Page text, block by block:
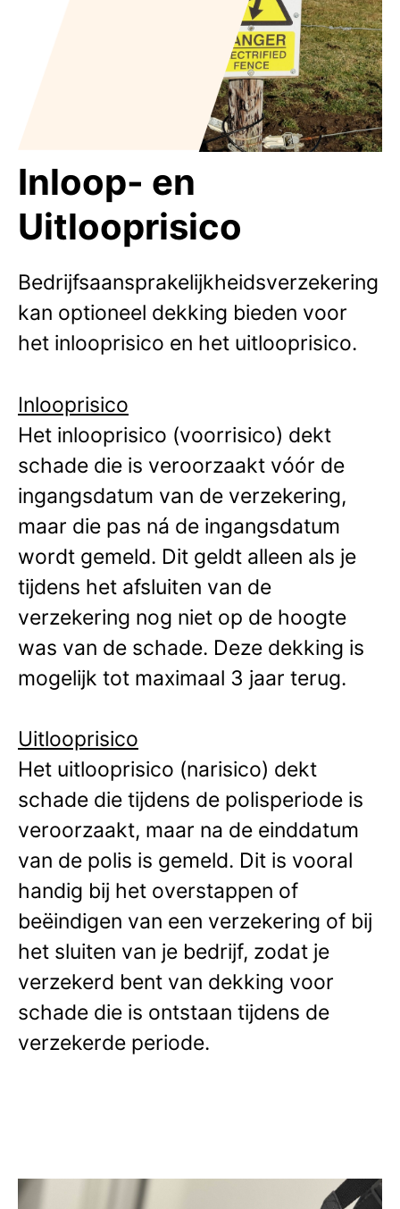
Inloop- en
Uitlooprisico
Bedrijfsaansprakelijkheidsverzekering
kan optioneel dekking bieden voor
het inlooprisico en het uitlooprisico.
Inlooprisico
Het inlooprisico (voorrisico) dekt
schade die is veroorzaakt vóór de
ingangsdatum van de verzekering,
maar die pas ná de ingangsdatum
wordt gemeld. Dit geldt alleen als je
tijdens het afsluiten van de
verzekering nog niet op de hoogte
was van de schade. Deze dekking is
mogelijk tot maximaal 3 jaar terug.
Uitlooprisico
Het uitlooprisico (narisico) dekt
schade die tijdens de polisperiode is
veroorzaakt, maar na de einddatum
van de polis is gemeld. Dit is vooral
handig bij het overstappen of
beëindigen van een verzekering of bij
het sluiten van je bedrijf, zodat je
verzekerd bent van dekking voor
schade die is ontstaan tijdens de
verzekerde periode.